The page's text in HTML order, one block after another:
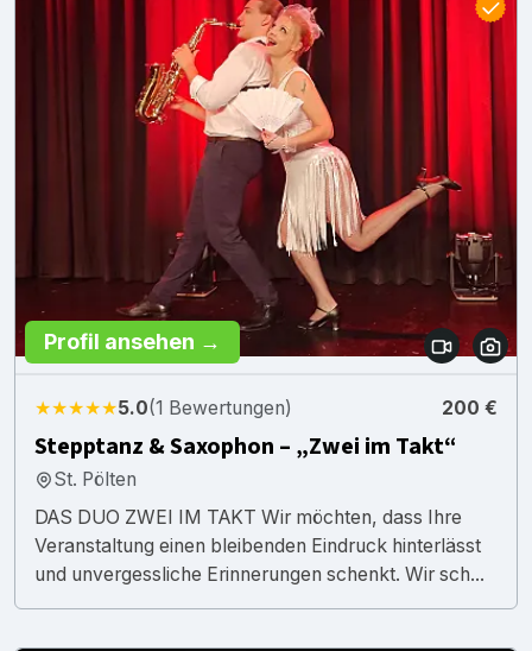
Profil ansehen →
★★★★★5.0(1 Bewertungen) 200 €
Stepptanz & Saxophon – „Zwei im Takt“
St. Pölten
DAS DUO ZWEI IM TAKT Wir möchten, dass Ihre
Veranstaltung einen bleibenden Eindruck hinterlässt
und unvergessliche Erinnerungen schenkt. Wir sch...